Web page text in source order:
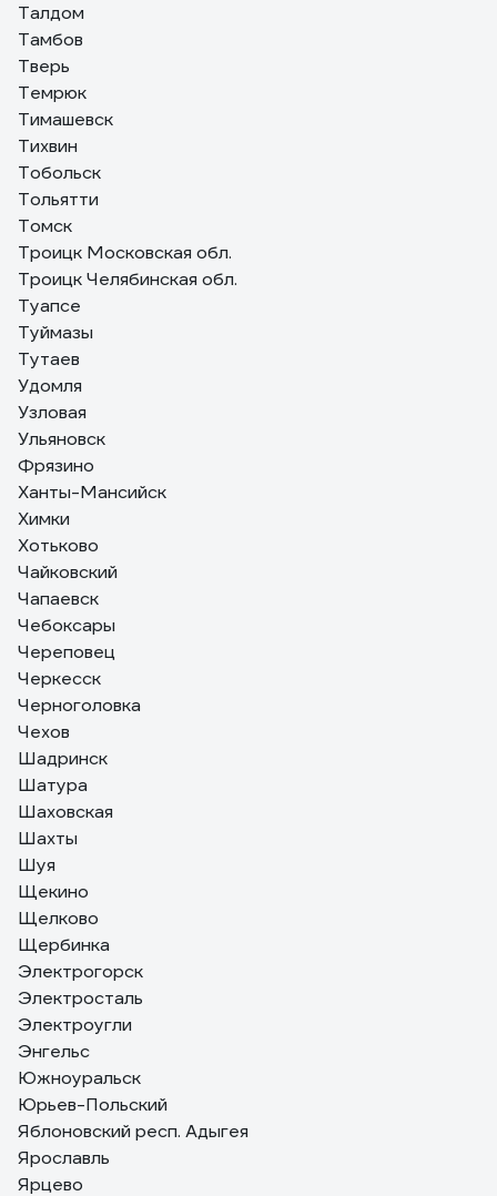
Талдом
Тамбов
Тверь
Темрюк
Тимашевск
Тихвин
Тобольск
Тольятти
Томск
Троицк Московская обл.
Троицк Челябинская обл.
Туапсе
Туймазы
Тутаев
Удомля
Узловая
Ульяновск
Фрязино
Ханты-Мансийск
Химки
Хотьково
Чайковский
Чапаевск
Чебоксары
Череповец
Черкесск
Черноголовка
Чехов
Шадринск
Шатура
Шаховская
Шахты
Шуя
Щекино
Щелково
Щербинка
Электрогорск
Электросталь
Электроугли
Энгельс
Южноуральск
Юрьев-Польский
Яблоновский респ. Адыгея
Ярославль
Ярцево